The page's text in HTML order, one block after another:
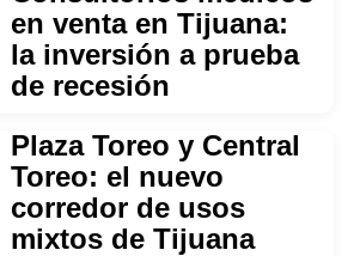
en venta en Tijuana:
la inversión a prueba
de recesión
Plaza Toreo y Central
Toreo: el nuevo
corredor de usos
mixtos de Tijuana